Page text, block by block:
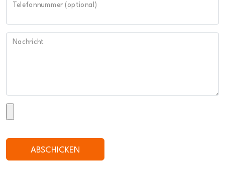
Telefonnummer (optional)
Nachricht
ABSCHICKEN